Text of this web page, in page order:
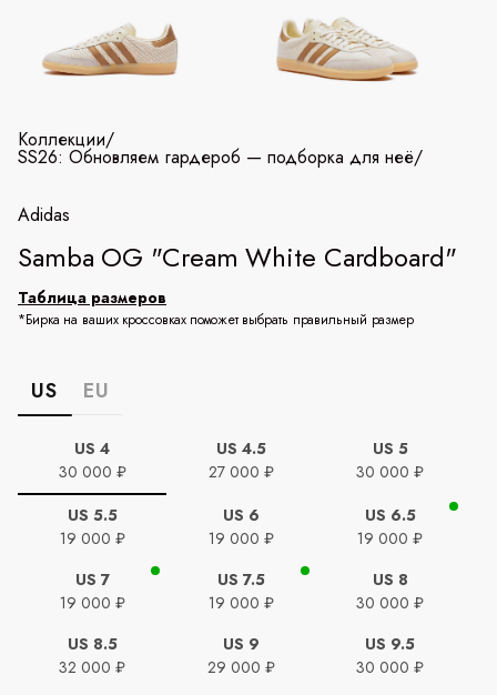
Коллекции/
SS26: Обновляем гардероб — подборка для неё/
Adidas
Samba OG "Cream White Cardboard"
Таблица размеров
*Бирка на ваших кроссовках поможет выбрать правильный размер
US EU
US 4
30 000 ₽
US 4.5
27 000 ₽
US 5
30 000 ₽
US 5.5
19 000 ₽
US 6
19 000 ₽
US 6.5
19 000 ₽
US 7
19 000 ₽
US 7.5
19 000 ₽
US 8
30 000 ₽
US 8.5
32 000 ₽
US 9
29 000 ₽
US 9.5
30 000 ₽